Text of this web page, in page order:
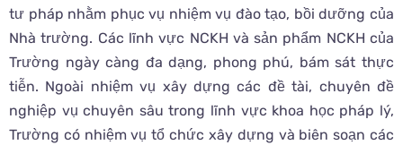
tư pháp nhằm phục vụ nhiệm vụ đào tạo, bồi dưỡng của
Nhà trường. Các lĩnh vực NCKH và sản phẩm NCKH của
Trường ngày càng đa dạng, phong phú, bám sát thực
tiễn. Ngoài nhiệm vụ xây dựng các đề tài, chuyên đề
nghiệp vụ chuyên sâu trong lĩnh vực khoa học pháp lý,
Trường có nhiệm vụ tổ chức xây dựng và biên soạn các